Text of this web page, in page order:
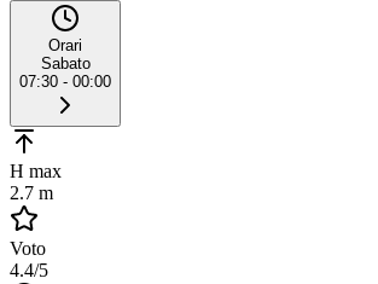
Orari
Sabato
07:30 - 00:00
H max
2.7 m
Voto
4.4/5